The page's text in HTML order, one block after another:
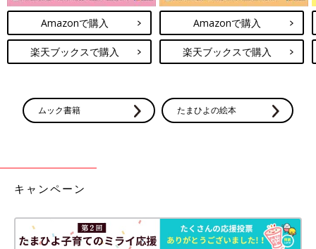
Amazonで購入
楽天ブックスで購入
Amazonで購入
楽天ブックスで購入
ムック書籍 たまひよの絵本
キャンペーン